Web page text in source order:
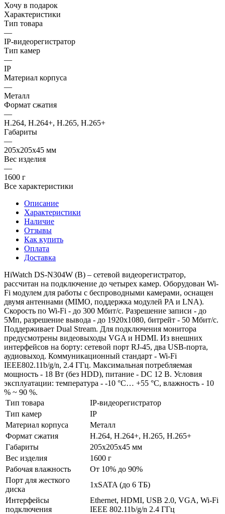
Хочу в подарок
Характеристики
Тип товара
—
IP-видеорегистратор
Тип камер
—
IP
Материал корпуса
—
Металл
Формат сжатия
—
H.264, H.264+, H.265, H.265+
Габариты
—
205x205x45 мм
Вес изделия
—
1600 г
Все характеристики
Описание
Характеристики
Наличие
Отзывы
Как купить
Оплата
Доставка
HiWatch DS-N304W (B) – сетевой видеорегистратор,
рассчитан на подключение до четырех камер. Оборудован Wi-
Fi модулем для работы с беспроводными камерами, оснащен
двумя антеннами (MIMO, поддержка модулей PA и LNA).
Скорость по Wi-Fi - до 300 Мбит/с. Разрешение записи - до
5Мп, разрешение вывода - до 1920x1080, битрейт - 50 Мбит/с.
Поддерживает Dual Stream. Для подключения монитора
предусмотрены видеовыходы VGA и HDMI. Из внешних
интерфейсов на борту: сетевой порт RJ-45, два USB-порта,
аудиовыход. Коммуникационный стандарт - Wi-Fi
IEEE802.11b/g/n, 2.4 ГГц. Максимальная потребляемая
мощность - 18 Вт (без HDD), питание - DC 12 В. Условия
эксплуатации: температура - -10 °C… +55 °C, влажность - 10
% ~ 90 %.
Тип товара
IP-видеорегистратор
Тип камер
IP
Материал корпуса
Металл
Формат сжатия
H.264, H.264+, H.265, H.265+
Габариты
205x205x45 мм
Вес изделия
1600 г
Рабочая влажность
От 10% до 90%
Порт для жесткого
диска
1xSATA (до 6 ТБ)
Интерфейсы
подключения
Ethernet, HDMI, USB 2.0, VGA, Wi-Fi
IEEE 802.11b/g/n 2.4 ГГц